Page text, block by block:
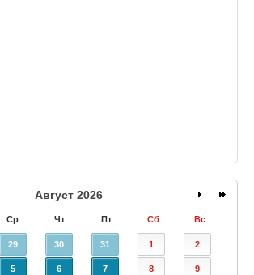
Август 2026
Ср Чт Пт Сб Вс
29 30 31 1 2
5 6 7 8 9